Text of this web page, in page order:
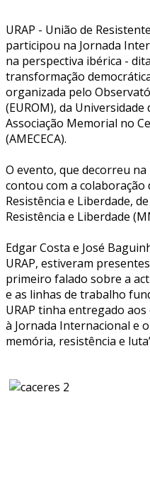
URAP - União de
participou na Jornada
na perspectiva ibérica -
transformação
organizada pelo
(EUROM), da
Associação Memorial no
(AMECECA).
O evento, que decorreu na
contou com a colaboração
Resistência e Liberdade,
Resistência e Liberdade
Edgar Costa e José
URAP, estiveram
primeiro falado sobre a
e as linhas de trabalho
URAP tinha entregado
à Jornada Internacional e
memória, resistência e